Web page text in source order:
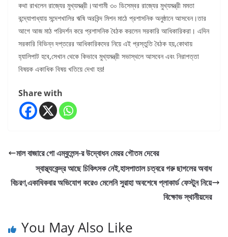
কথা রাখলেন রাজ্যের মুখ্যমন্ত্রী।আগামী ৩০ ডিসেম্বর রাজ্যের মুখ্যমন্ত্রী মমতা
বন্দ্যোপাধ্যায় সন্দেশখালির ঋষি অরবিন্দ মিশন মাঠে প্রশাসনিক অনুষ্ঠানে আসবেন।তার
আগে আজ মাঠ পরিদর্শন করে প্রশাসনিক বৈঠক করলেন সরকারি আধিকারিকরা। এদিন
সরকারি বিভিন্ন দপ্তরের আধিকারিকদের নিয়ে এই প্রস্তুতি বৈঠক হয়,কোথায়
হ্যালিপাট হবে,সেখান থেকে কিভাবে মুখ্যমন্ত্রী সভাস্থলে আসবেন এবং নিরাপত্তা
বিষয়ক একাধিক বিষয় খতিয়ে দেখা হয়!
Share with
মাল বাজারে গো এম্বুলেন্স-র উদ্বোধন মেয়র গৌতম দেবের
স্বাস্থ্যকেন্দ্র আছে চিকিৎসক নেই,হাসপাতাল চত্বরে গরু ছাগলের অবাধ
বিচরণ,একাধিকবার অভিযোগ করেও মেলেনি সুরাহা অবশেষে প্লাকার্ড ফেস্টুন নিয়ে
বিক্ষোভ স্থানীয়দের
You May Also Like